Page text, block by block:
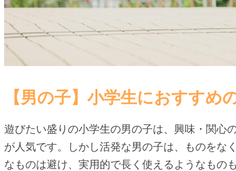
【男の子】小学生におすすめ
遊びたい盛りの小学生の男の子は、興味・関心
が人気です。しかし活発な男の子は、ものをな
なものは避け、実用的で長く使えるようなもの